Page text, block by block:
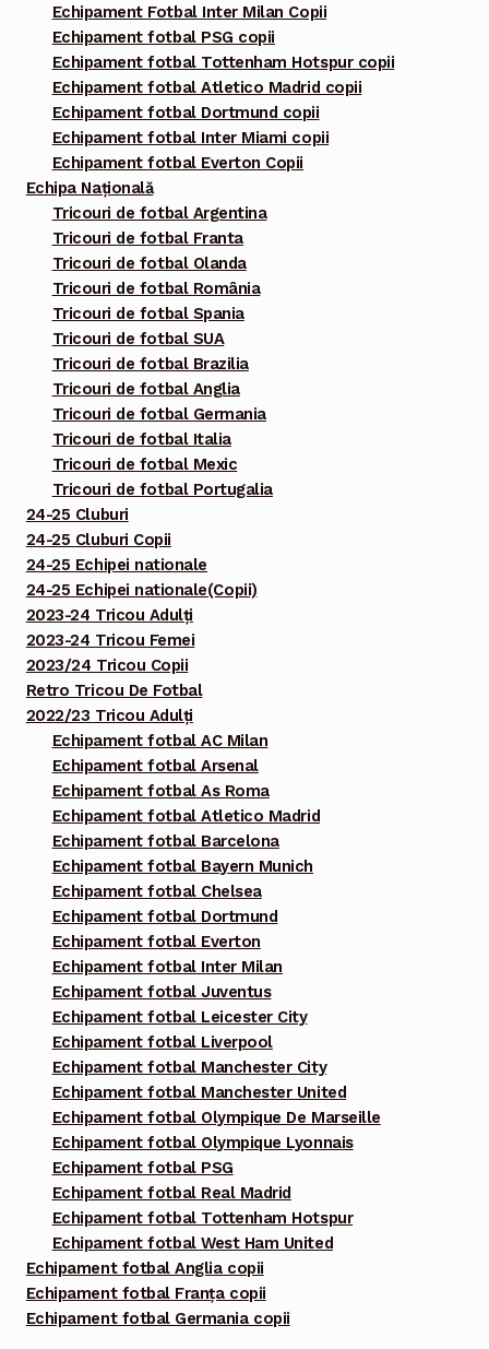
Echipament Fotbal Inter Milan Copii
Echipament fotbal PSG copii
Echipament fotbal Tottenham Hotspur copii
Echipament fotbal Atletico Madrid copii
Echipament fotbal Dortmund copii
Echipament fotbal Inter Miami copii
Echipament fotbal Everton Copii
Echipa Națională
Tricouri de fotbal Argentina
Tricouri de fotbal Franta
Tricouri de fotbal Olanda
Tricouri de fotbal România
Tricouri de fotbal Spania
Tricouri de fotbal SUA
Tricouri de fotbal Brazilia
Tricouri de fotbal Anglia
Tricouri de fotbal Germania
Tricouri de fotbal Italia
Tricouri de fotbal Mexic
Tricouri de fotbal Portugalia
24-25 Cluburi
24-25 Cluburi Copii
24-25 Echipei nationale
24-25 Echipei nationale(Copii)
2023-24 Tricou Adulți
2023-24 Tricou Femei
2023/24 Tricou Copii
Retro Tricou De Fotbal
2022/23 Tricou Adulți
Echipament fotbal AC Milan
Echipament fotbal Arsenal
Echipament fotbal As Roma
Echipament fotbal Atletico Madrid
Echipament fotbal Barcelona
Echipament fotbal Bayern Munich
Echipament fotbal Chelsea
Echipament fotbal Dortmund
Echipament fotbal Everton
Echipament fotbal Inter Milan
Echipament fotbal Juventus
Echipament fotbal Leicester City
Echipament fotbal Liverpool
Echipament fotbal Manchester City
Echipament fotbal Manchester United
Echipament fotbal Olympique De Marseille
Echipament fotbal Olympique Lyonnais
Echipament fotbal PSG
Echipament fotbal Real Madrid
Echipament fotbal Tottenham Hotspur
Echipament fotbal West Ham United
Echipament fotbal Anglia copii
Echipament fotbal Franța copii
Echipament fotbal Germania copii